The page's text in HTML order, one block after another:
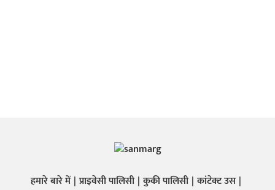
हमारे बारे में प्राइवेसी पालिसी कुकी पालिसी कांटेक्ट उस